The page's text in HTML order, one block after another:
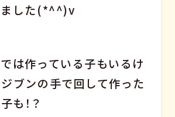
ました(*^^)v
は作っている子もいるけ
ブンの手で回して作った
も！？